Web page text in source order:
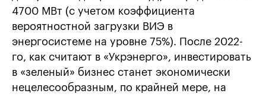
4700 МВт (с учетом коэффициента
вероятностной загрузки ВИЭ в
энергосистеме на уровне 75%). После 2022-
го, как считают в «Укрэнерго», инвестировать
в «зеленый» бизнес станет экономически
нецелесообразным, по крайней мере, на